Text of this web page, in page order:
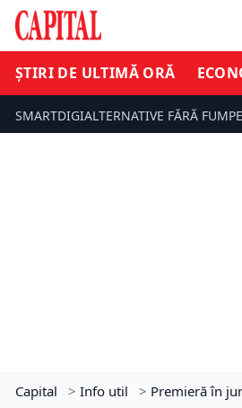
ȘTIRI DE ULTIMĂ ORĂ
SMARTDIGIALTERNATIVE FĂRĂ FUM
Capital > Info util > Premieră în